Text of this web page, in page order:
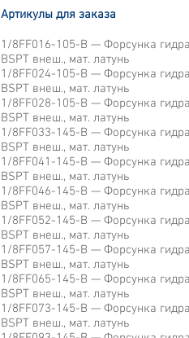
Артикулы для заказа
1/8FF016-105-B — Форсунка
BSPT внеш., мат. латунь
1/8FF024-105-B — Форсунка
BSPT внеш., мат. латунь
1/8FF028-105-B — Форсунка
BSPT внеш., мат. латунь
1/8FF033-145-B — Форсунка
BSPT внеш., мат. латунь
1/8FF041-145-B — Форсунка
BSPT внеш., мат. латунь
1/8FF046-145-B — Форсунка
BSPT внеш., мат. латунь
1/8FF052-145-B — Форсунка
BSPT внеш., мат. латунь
1/8FF057-145-B — Форсунка
BSPT внеш., мат. латунь
1/8FF065-145-B — Форсунка
BSPT внеш., мат. латунь
1/8FF073-145-B — Форсунка
BSPT внеш., мат. латунь